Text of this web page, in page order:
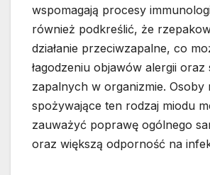
wspomagają procesy
również podkreślić, że
działanie przeciwzapalne, co
łagodzeniu objawów alergii oraz
zapalnych w organizmie. Osoby
spożywające ten rodzaj miodu
zauważyć poprawę ogólnego
oraz większą odporność na